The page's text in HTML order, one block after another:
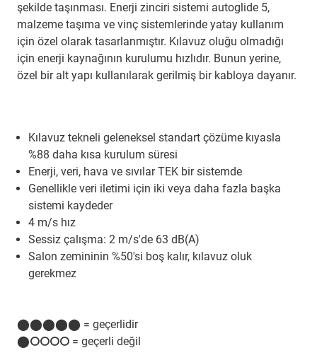
şekilde taşınması. Enerji zinciri sistemi autoglide 5,
malzeme taşıma ve vinç sistemlerinde yatay kullanım
için özel olarak tasarlanmıştır. Kılavuz oluğu olmadığı
için enerji kaynağının kurulumu hızlıdır. Bunun yerine,
özel bir alt yapı kullanılarak gerilmiş bir kabloya dayanır.
Kılavuz tekneli geleneksel standart çözüme kıyasla
%88 daha kısa kurulum süresi
Enerji, veri, hava ve sıvılar TEK bir sistemde
Genellikle veri iletimi için iki veya daha fazla başka
sistemi kaydeder
4 m/s hız
Sessiz çalışma: 2 m/s'de 63 dB(A)
Salon zemininin %50'si boş kalır, kılavuz oluk
gerekmez
⬤⬤⬤⬤⬤ = geçerlidir
⬤⭘⭘⭘⭘ = geçerli değil